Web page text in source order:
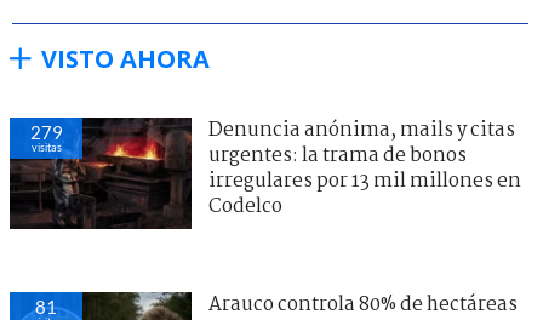
VISTO AHORA
279
visitas
Denuncia anónima, mails y citas
urgentes: la trama de bonos
irregulares por 13 mil millones en
Codelco
81
Arauco controla 80% de hectáreas